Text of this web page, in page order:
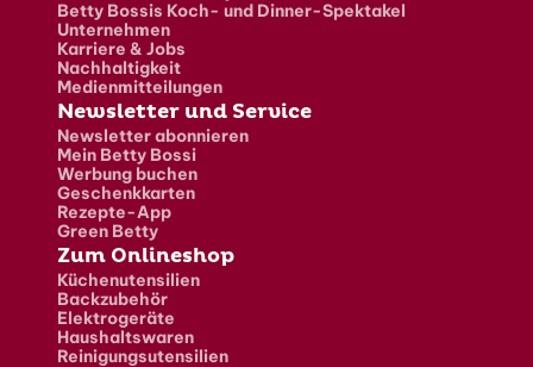
Betty Bossis Koch- und Dinner-Spektakel
Unternehmen
Karriere & Jobs
Nachhaltigkeit
Medienmitteilungen
Newsletter und Service
Newsletter abonnieren
Mein Betty Bossi
Werbung buchen
Geschenkkarten
Rezepte-App
Green Betty
Zum Onlineshop
Küchenutensilien
Backzubehör
Elektrogeräte
Haushaltswaren
Reinigungsutensilien